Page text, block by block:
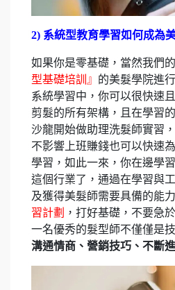
2) 系統型教育學習如何成為
如果你是零基礎，當然我們
型基礎培訓』 的美髮學院進
系統學習中，你可以很快速
剪髮的所有架構，且在學習
沙龍開始做助理洗髮師實習
不影響上班賺錢也可以快速
學習，如此一來，你在邊學
這個行業了，通過在學習與
及獲得美髮師需要具備的能力
習計劃 ，打好基礎，不要急
一名優秀的髮型師不僅僅是
溝通情商、營銷技巧、不斷